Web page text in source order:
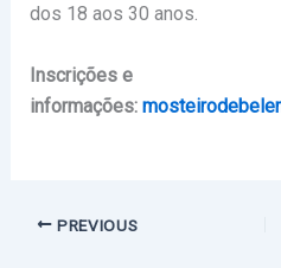
dos 18 aos 30 anos.
Inscrições e
informações:
PREVIOUS